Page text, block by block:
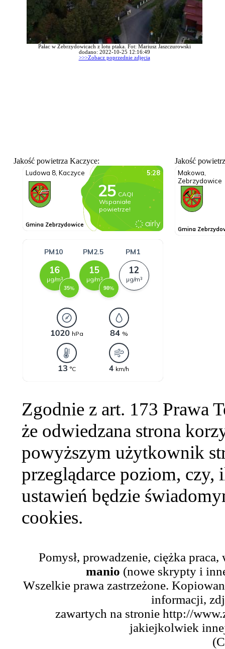
Pałac w Zebrzydowicach z lotu ptaka. Fot: Mariusz Jaszczurowski
dodano: 2022-10-25 12:16:49
>>>Zobacz poprzednie zdjęcia
Jakość powietrza Kaczyce: Jakość
Zgodnie z art. 173 Prawa
że odwiedzana strona
powyższym użytkownik
przeglądarce poziom,
ustawień będzie
cookies.
Pomysł, prowadzenie, ciężka
manio (nowe skrypty i
Wszelkie prawa zastrzeżone.
informacji,
zawartych na stronie http://
jakiejkolwiek